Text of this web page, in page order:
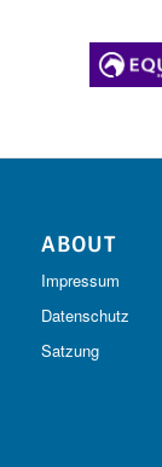
ABOUT
Impressum
Datenschutz
Satzung